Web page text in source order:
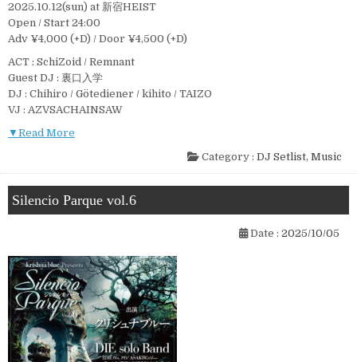
2025.10.12(sun) at 新宿HEIST
Open / Start 24:00
Adv ¥4,000 (+D) / Door ¥4,500 (+D)
ACT : SchiZoid / Remnant
Guest DJ : 裏口入学
DJ : Chihiro / Götediener / kihito / TAIZO
VJ : AZVSACHAINSAW
▼Read More
Category : DJ Setlist, Music
Silencio Parque vol.6
Date : 2025/10/05